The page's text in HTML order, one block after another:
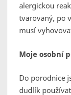
alergickou
tvarovaný, po
musí
Moje osobní
Do porodnice
dudlík